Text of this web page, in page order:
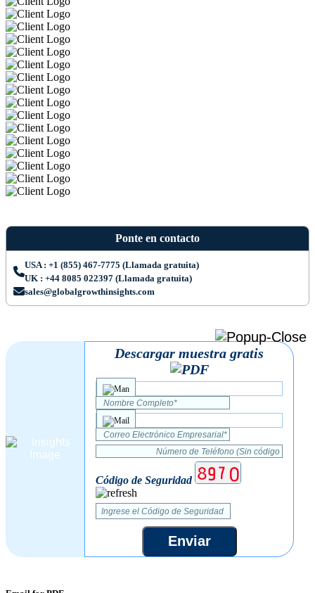
Ponte en contacto
USA : +1 (855) 467-7775 (Llamada gratuita)
UK : +44 8085 022397 (Llamada gratuita)
sales@globalgrowthinsights.com
Descargar muestra gratis
Código de Seguridad
Enviar